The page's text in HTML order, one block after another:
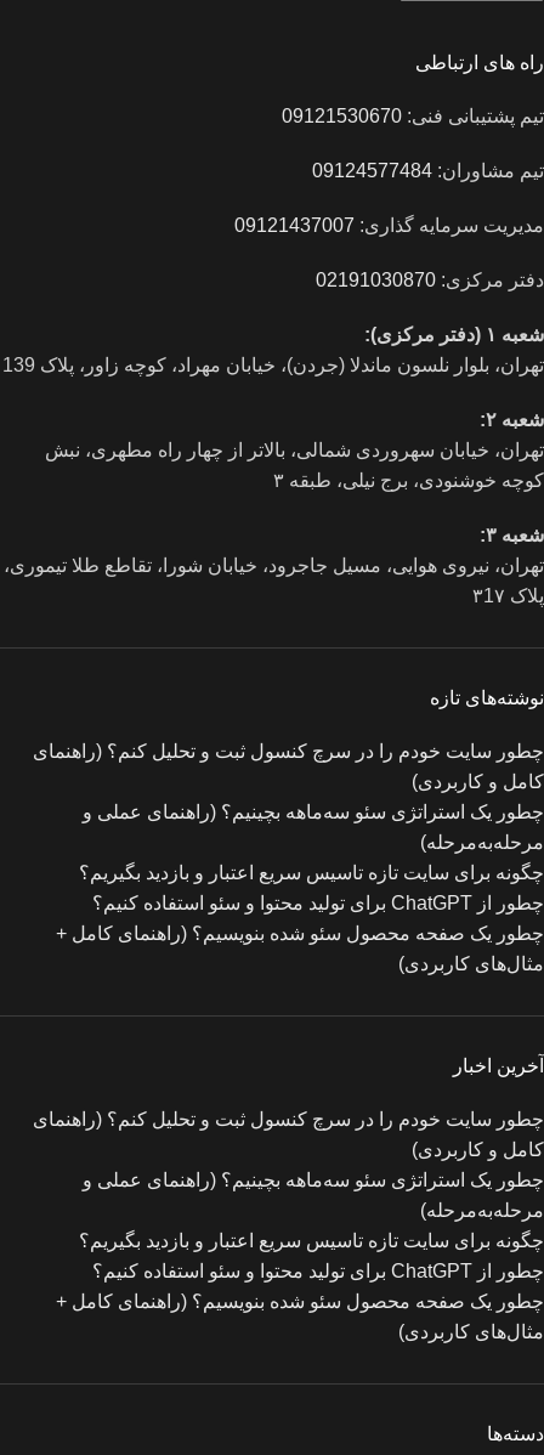
راه های ارتباطی
تیم پشتیبانی فنی: 09121530670
تیم مشاوران: 09124577484
مدیریت سرمایه گذاری: 09121437007
دفتر مرکزی: 02191030870
شعبه ۱ (دفتر مرکزی):
تهران، بلوار نلسون ماندلا (جردن)، خیابان مهراد، کوچه زاور، پلاک 139
شعبه ۲:
تهران، خيابان سهروردی شمالی، بالاتر از چهار راه مطهری، نبش
کوچه خوشنودی، برج نیلی، طبقه ۳
شعبه ۳:
تهران، نیروی هوایی، مسیل جاجرود، خیابان شورا، تقاطع طلا تیموری،
پلاک ۳1۷
نوشته‌های تازه
چطور سایت خودم را در سرچ کنسول ثبت و تحلیل کنم؟ (راهنمای
کامل و کاربردی)
چطور یک استراتژی سئو سه‌ماهه بچینیم؟ (راهنمای عملی و
مرحله‌به‌مرحله)
چگونه برای سایت تازه‌ تاسیس سریع اعتبار و بازدید بگیریم؟
چطور از ChatGPT برای تولید محتوا و سئو استفاده کنیم؟
چطور یک صفحه محصول سئو شده بنویسیم؟ (راهنمای کامل +
مثال‌های کاربردی)
آخرین اخبار
چطور سایت خودم را در سرچ کنسول ثبت و تحلیل کنم؟ (راهنمای
کامل و کاربردی)
چطور یک استراتژی سئو سه‌ماهه بچینیم؟ (راهنمای عملی و
مرحله‌به‌مرحله)
چگونه برای سایت تازه‌ تاسیس سریع اعتبار و بازدید بگیریم؟
چطور از ChatGPT برای تولید محتوا و سئو استفاده کنیم؟
چطور یک صفحه محصول سئو شده بنویسیم؟ (راهنمای کامل +
مثال‌های کاربردی)
دسته‌ها